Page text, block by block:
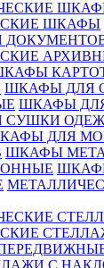
ШКАФЫ
ШКАФЫ ДЛЯ
ШКАФЫ
СУШКИ
ДЛЯ
ШКАФЫ
С